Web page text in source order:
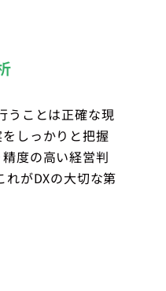
うことは正確な現
しっかりと把握
度の高い経営判
れがDXの大切な第